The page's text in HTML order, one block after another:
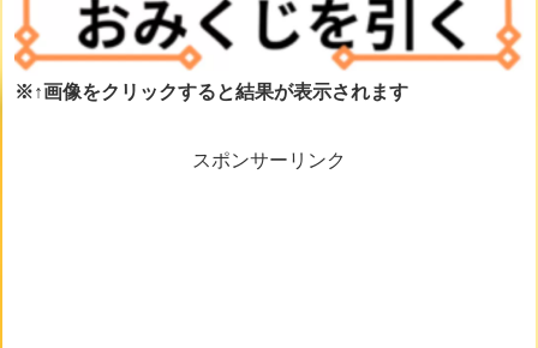
※↑画像をクリックすると結果が表示されます
スポンサーリンク